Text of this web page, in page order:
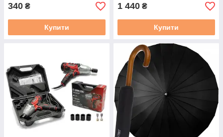
340 ₴
Купити
1 440 ₴
Купити